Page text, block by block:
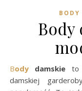
BODY
Body
Body damskie to
damskiej